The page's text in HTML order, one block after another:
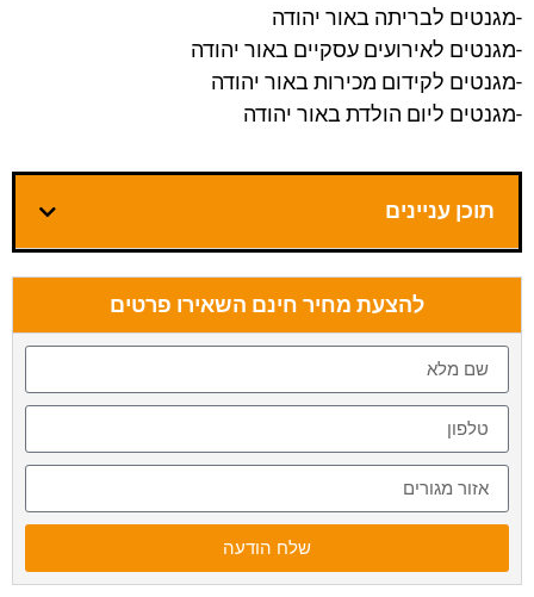
-מגנטים לבריתה באור יהודה
-מגנטים לאירועים עסקיים באור יהודה
-מגנטים לקידום מכירות באור יהודה
-מגנטים ליום הולדת באור יהודה
תוכן עניינים
להצעת מחיר חינם השאירו פרטים
שלח הודעה